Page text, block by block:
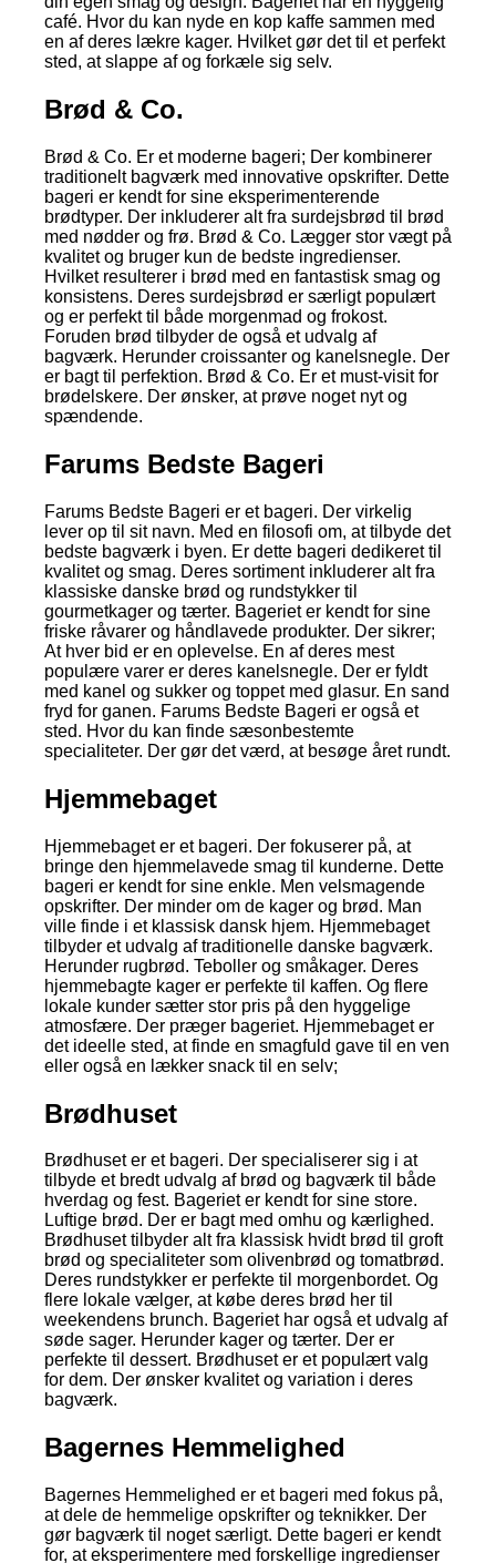
café. Hvor du kan nyde en kop kaffe sammen med
en af deres lækre kager. Hvilket gør det til et perfekt
sted, at slappe af og forkæle sig selv.
Brød & Co.
Brød & Co. Er et moderne bageri; Der kombinerer
traditionelt bagværk med innovative opskrifter. Dette
bageri er kendt for sine eksperimenterende
brødtyper. Der inkluderer alt fra surdejsbrød til brød
med nødder og frø. Brød & Co. Lægger stor vægt på
kvalitet og bruger kun de bedste ingredienser.
Hvilket resulterer i brød med en fantastisk smag og
konsistens. Deres surdejsbrød er særligt populært
og er perfekt til både morgenmad og frokost.
Foruden brød tilbyder de også et udvalg af
bagværk. Herunder croissanter og kanelsnegle. Der
er bagt til perfektion. Brød & Co. Er et must-visit for
brødelskere. Der ønsker, at prøve noget nyt og
spændende.
Farums Bedste Bageri
Farums Bedste Bageri er et bageri. Der virkelig
lever op til sit navn. Med en filosofi om, at tilbyde det
bedste bagværk i byen. Er dette bageri dedikeret til
kvalitet og smag. Deres sortiment inkluderer alt fra
klassiske danske brød og rundstykker til
gourmetkager og tærter. Bageriet er kendt for sine
friske råvarer og håndlavede produkter. Der sikrer;
At hver bid er en oplevelse. En af deres mest
populære varer er deres kanelsnegle. Der er fyldt
med kanel og sukker og toppet med glasur. En sand
fryd for ganen. Farums Bedste Bageri er også et
sted. Hvor du kan finde sæsonbestemte
specialiteter. Der gør det værd, at besøge året rundt.
Hjemmebaget
Hjemmebaget er et bageri. Der fokuserer på, at
bringe den hjemmelavede smag til kunderne. Dette
bageri er kendt for sine enkle. Men velsmagende
opskrifter. Der minder om de kager og brød. Man
ville finde i et klassisk dansk hjem. Hjemmebaget
tilbyder et udvalg af traditionelle danske bagværk.
Herunder rugbrød. Teboller og småkager. Deres
hjemmebagte kager er perfekte til kaffen. Og flere
lokale kunder sætter stor pris på den hyggelige
atmosfære. Der præger bageriet. Hjemmebaget er
det ideelle sted, at finde en smagfuld gave til en ven
eller også en lækker snack til en selv;
Brødhuset
Brødhuset er et bageri. Der specialiserer sig i at
tilbyde et bredt udvalg af brød og bagværk til både
hverdag og fest. Bageriet er kendt for sine store.
Luftige brød. Der er bagt med omhu og kærlighed.
Brødhuset tilbyder alt fra klassisk hvidt brød til groft
brød og specialiteter som olivenbrød og tomatbrød.
Deres rundstykker er perfekte til morgenbordet. Og
flere lokale vælger, at købe deres brød her til
weekendens brunch. Bageriet har også et udvalg af
søde sager. Herunder kager og tærter. Der er
perfekte til dessert. Brødhuset er et populært valg
for dem. Der ønsker kvalitet og variation i deres
bagværk.
Bagernes Hemmelighed
Bagernes Hemmelighed er et bageri med fokus på,
at dele de hemmelige opskrifter og teknikker. Der
gør bagværk til noget særligt. Dette bageri er kendt
for, at eksperimentere med forskellige ingredienser